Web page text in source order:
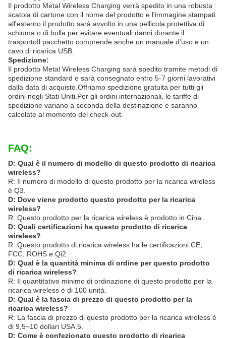
Il prodotto Metal Wireless Charging verrà spedito in una robusta
scatola di cartone con il nome del prodotto e l'immagine stampati
all'esterno.il prodotto sarà avvolto in una pellicola protettiva di
schiuma o di bolla per evitare eventuali danni durante il
trasportoIl pacchetto comprende anche un manuale d'uso e un
cavo di ricarica USB.
Spedizione:
Il prodotto Metal Wireless Charging sarà spedito tramite metodi di
spedizione standard e sarà consegnato entro 5-7 giorni lavorativi
dalla data di acquisto.Offriamo spedizione gratuita per tutti gli
ordini negli Stati Uniti.Per gli ordini internazionali, le tariffe di
spedizione variano a seconda della destinazione e saranno
calcolate al momento del check-out.
FAQ:
D: Qual è il numero di modello di questo prodotto di ricarica
wireless?
R: Il numero di modello di questo prodotto per la ricarica wireless
è Q3.
D: Dove viene prodotto questo prodotto per la ricarica
wireless?
R: Questo prodotto per la ricarica wireless è prodotto in Cina.
D: Quali certificazioni ha questo prodotto di ricarica
wireless?
R: Questo prodotto di ricarica wireless ha le certificazioni CE,
FCC, ROHS e Qi2.
D: Qual è la quantità minima di ordine per questo prodotto
di ricarica wireless?
R: Il quantitativo minimo di ordinazione di questo prodotto per la
ricarica wireless è di 100 unità.
D: Qual è la fascia di prezzo di questo prodotto per la
ricarica wireless?
R: La fascia di prezzo di questo prodotto per la ricarica wireless è
di 9,5~10 dollari USA.5.
D: Come è confezionato questo prodotto di ricarica